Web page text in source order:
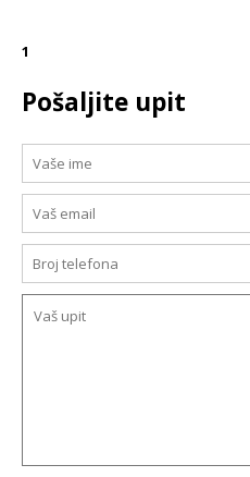
1
Pošaljite upit